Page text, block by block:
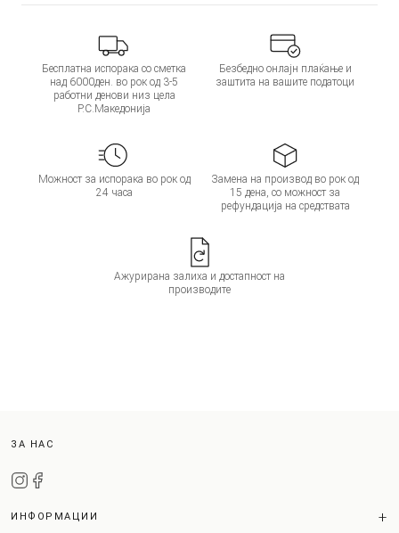
Бесплатна испорака со сметка
над 6000ден. во рок од 3-5
работни денови низ цела
Р.С.Македонија
Безбедно онлајн плаќање и
заштита на вашите податоци
Можност за испорака во рок од
24 часа
Замена на производ во рок од
15 дена, со можност за
рефундација на средствата
Ажурирана залиха и достапност на
производите
ЗА НАС
ИНФОРМАЦИИ